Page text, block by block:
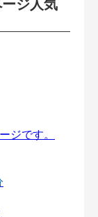
ジ人気